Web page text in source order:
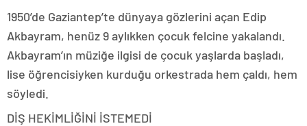
1950’de Gaziantep’te dünyaya gözlerini açan Edip
Akbayram, henüz 9 aylıkken çocuk felcine yakalandı.
Akbayram’ın müziğe ilgisi de çocuk yaşlarda başladı,
lise öğrencisiyken kurduğu orkestrada hem çaldı, hem
söyledi.
DİŞ HEKİMLİĞİNİ İSTEMEDİ